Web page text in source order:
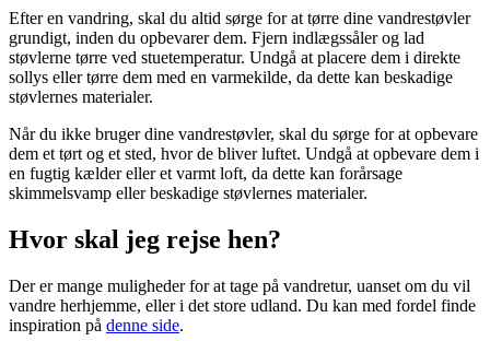
Efter en vandring, skal du altid sørge for at tørre dine vandrestøvler
grundigt, inden du opbevarer dem. Fjern indlægssåler og lad
støvlerne tørre ved stuetemperatur. Undgå at placere dem i direkte
sollys eller tørre dem med en varmekilde, da dette kan beskadige
støvlernes materialer.
Når du ikke bruger dine vandrestøvler, skal du sørge for at opbevare
dem et tørt og et sted, hvor de bliver luftet. Undgå at opbevare dem i
en fugtig kælder eller et varmt loft, da dette kan forårsage
skimmelsvamp eller beskadige støvlernes materialer.
Hvor skal jeg rejse hen?
Der er mange muligheder for at tage på vandretur, uanset om du vil
vandre herhjemme, eller i det store udland. Du kan med fordel finde
inspiration på denne side.